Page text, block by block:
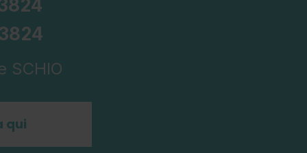
SCHIO
qui